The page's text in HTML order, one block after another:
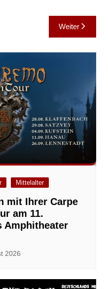
Weiter
Mittelalter
mit Ihrer Carpe
am 11.
Amphitheater
2026